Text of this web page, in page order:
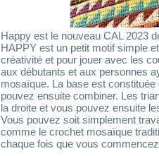
Happy est le nouveau CAL 2023
HAPPY est un petit motif simple
créativité et pour jouer avec les
aux débutants et aux personnes
mosaïque. La base est
pouvez ensuite combiner. Les
la droite et vous pouvez ensuite
Vous pouvez soit simplement
comme le crochet mosaïque
chaque fois que vous